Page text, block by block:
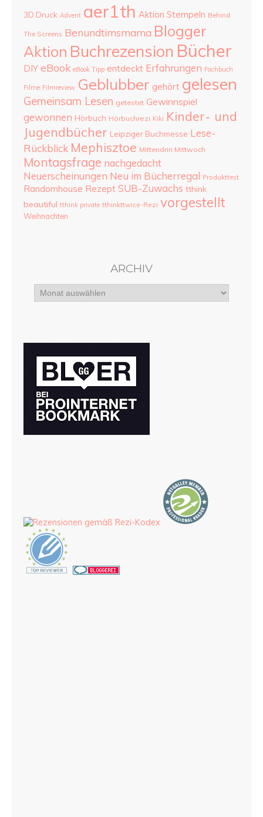
3D Druck Advent aer1th Aktion Stempeln Behind
The Screens Benundtimsmama Blogger
Aktion Buchrezension Bücher
DIY eBook eBook Tipp entdeckt Erfahrungen Fachbuch
Filme Filmreview Geblubber gehört gelesen
Gemeinsam Lesen getestet Gewinnspiel
gewonnen Hörbuch Hörbuchrezi Kiki Kinder- und
Jugendbücher Leipziger Buchmesse Lese-
Rückblick Mephisztoe Mittendrin Mittwoch
Montagsfrage nachgedacht
Neuerscheinungen Neu im Bücherregal Produkttest
Randomhouse Rezept SUB-Zuwachs tthink
beautiful tthink private tthinkttwice-Rezi vorgestellt
Weihnachten
ARCHIV